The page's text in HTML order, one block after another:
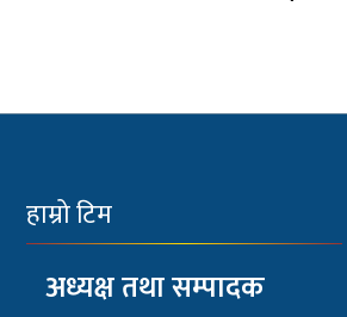
हाम्रो टिम
अध्यक्ष तथा सम्पादक